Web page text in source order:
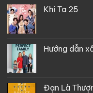
Khi Ta 25
Hướng dẫn
Đạn Là